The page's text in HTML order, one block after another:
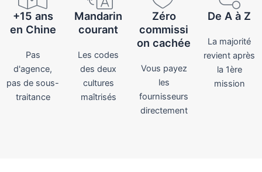
+15 ans
en Chine
Pas
d'agence,
pas de sous-
traitance
Mandarin
courant
Les codes
des deux
cultures
maîtrisés
Zéro
commissi
on cachée
Vous payez
les
fournisseurs
directement
De A à Z
La majorité
revient après
la 1ère
mission